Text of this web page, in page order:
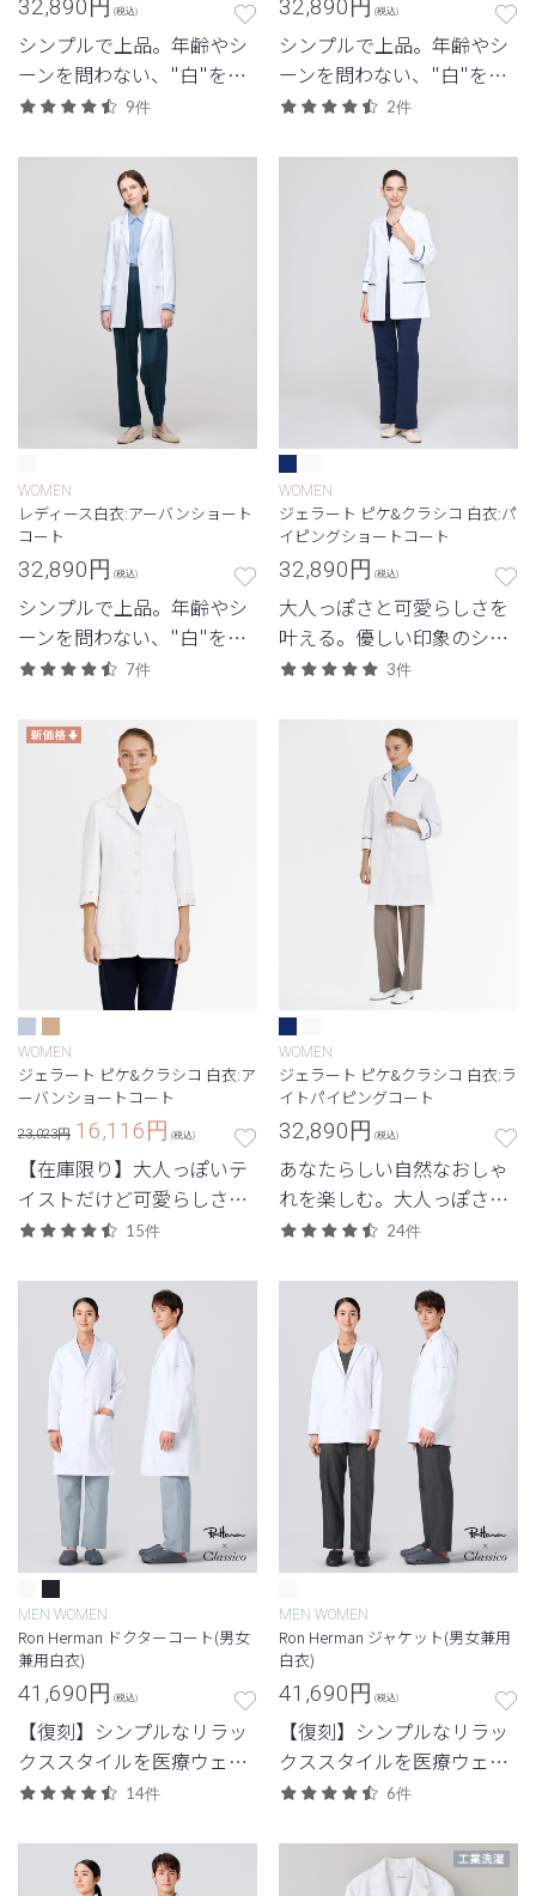
32,890 円 (税込)
シンプルで上品。年齢やシ
ーンを問わない、"白"を追
求したクラシコの定番モデ
9件
32,890 円 (税込)
シンプルで上品。年齢やシ
ーンを問わない、"白"を追
求したクラシコの定番モデ
2件
WOMEN
レディース白衣:アーバンショート
コート
32,890円 (税込)
シンプルで上品。年齢やシ
ーンを問わない、"白"を追
求したクラシコの定番モデ
7件
WOMEN
ジェラート ピケ&クラシコ 白衣:パ
イピングショートコート
32,890円 (税込)
大人っぽさと可愛らしさを
叶える。優しい印象のショ
ートコート。3件
WOMEN
ジェラート ピケ&クラシコ 白衣:ア
ーバンショートコート
23,023円 16,116円 (税込)
【在庫限り】大人っぽいテ
イストだけど可愛らしさも
ひと匙。裏地の花柄がポイ
15件
WOMEN
ジェラート ピケ&クラシコ 白衣:ラ
イトパイピングコート
32,890円 (税込)
あなたらしい自然なおしゃ
れを楽しむ。大人っぽさの
あるベーシックなデザイ
24件
MEN WOMEN
Ron Herman ドクターコート(男女
兼用白衣)
41,690円 (税込)
【復刻】シンプルなリラッ
クススタイルを医療ウェア
に落とし込んだロンハーマ
ッション性と機能性を兼ね
備えたドクターコート。
14件
MEN WOMEN
Ron Herman ジャケット(男女兼用
白衣)
41,690円 (税込)
【復刻】シンプルなリラッ
クススタイルを医療ウェア
に落とし込んだロンハーマ
ュアルさと品格を両立させ
たジャケット白衣。
6件